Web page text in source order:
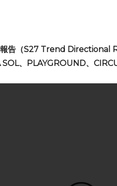
告（S27 Trend Directional
SOL、PLAYGROUND、